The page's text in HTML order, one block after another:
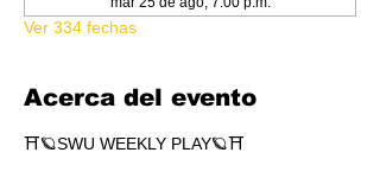
Ver 334 fechas
Acerca del evento
⛩🪐SWU WEEKLY PLAY🪐⛩